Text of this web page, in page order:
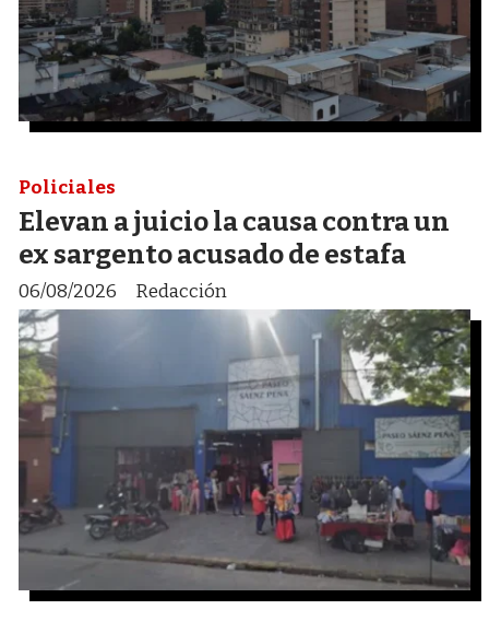
Elevan a juicio la causa contra un
ex sargento acusado de estafa
Redacción
Policiales
06/08/2026